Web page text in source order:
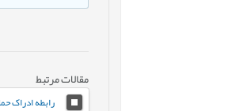
مقالات مرتبط